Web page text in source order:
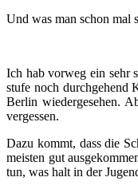
Und was man schon mal
Ich hab vorweg ein sehr
stufe noch durchgehend
Berlin wiedergesehen.
vergessen.
Dazu kommt, dass die
meisten gut
tun, was halt in der